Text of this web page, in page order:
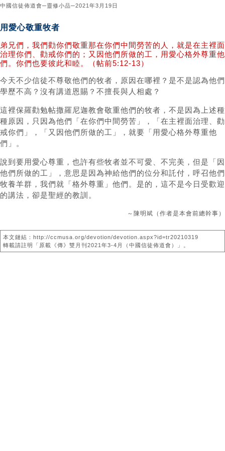
中國信徒佈道會─靈修小品─2021年3月19日
用愛心敬重牧者
弟兄們，我們勸你們敬重那在你們中間勞苦的人，就是在主裡面
治理你們、勸戒你們的；又因他們所做的工，用愛心格外尊重他
們。你們也要彼此和睦。（帖前5:12-13）
今天不少信徒不尊敬他們的牧者，原因在哪裡？是不是認為他們
學歷不高？沒有講道恩賜？不擅長與人相處？
這裡保羅勸勉帖撒羅尼迦教會敬重他們的牧者，不是因為上述種
種原因，只因為他們「在你們中間勞苦」，「在主裡面治理、勸
戒你們」，「又因他們所做的工」，就要「用愛心格外尊重他
們」。
說到要用愛心尊重，也許有些牧者並不可愛、不完美，但是「因
他們所做的工」，意思是因為神給他們的位分和託付，呼召他們
牧養羊群，我們就「格外尊重」他們。是的，這不是今日受歡迎
的講法，卻是聖經的教訓。
～陳明斌（作者是本會前總幹事）
本文鏈結：http://ccmusa.org/devotion/devotion.aspx?id=tr20210319
轉載請註明「原載《傳》雙月刊2021年3-4月（中國信徒佈道會）」。